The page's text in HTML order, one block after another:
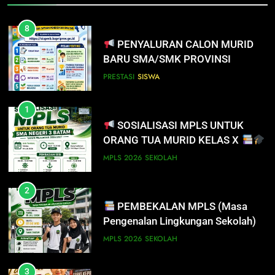
8
PENYALURAN CALON MURID
BARU SMA/SMK PROVINSI
KEPULAUAN RIAU 2026
PRESTASI SISWA
1
SOSIALISASI MPLS UNTUK
ORANG TUA MURID KELAS X
MPLS 2026 SEKOLAH
2
PEMBEKALAN MPLS (Masa
Pengenalan Lingkungan Sekolah)
MPLS 2026 SEKOLAH
3
7
INFO PENTING UNTUK
PENDAFTAR SPMB 2026 KEPRI
8
PENYALURAN CALON MURID
BARU SMA/SMK PROVINSI
1
SOSIALISASI MPLS UNTUK
ORANG TUA MURID KELAS X